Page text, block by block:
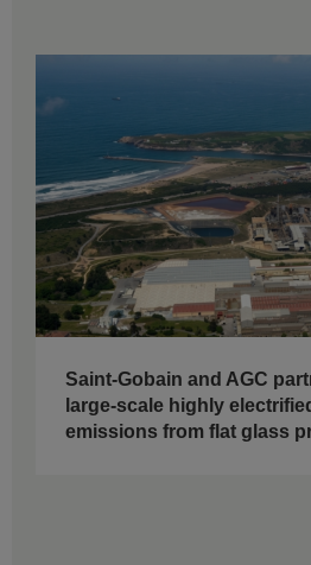
Saint-Gobain and AGC
large-scale highly
emissions from flat glass